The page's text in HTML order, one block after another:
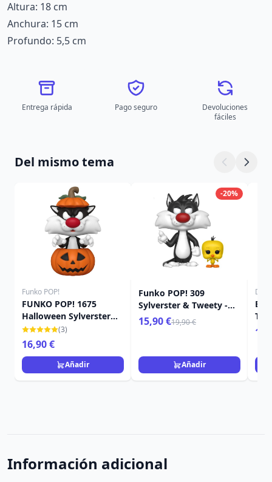
Altura: 18 cm
Anchura: 15 cm
Profundo: 5,5 cm
Entrega rápida Pago seguro
Devoluciones
fáciles
Del mismo tema
Funko POP!
FUNKO POP! 1675
Halloween Sylverster
Calabaza - Looney
Tunes
(3)
16,90 €
Añadir
-20%
Funko POP! 309
Sylverster & Tweety -
Looney Tunes
15,90 €19,90 €
Añadir
Información adicional